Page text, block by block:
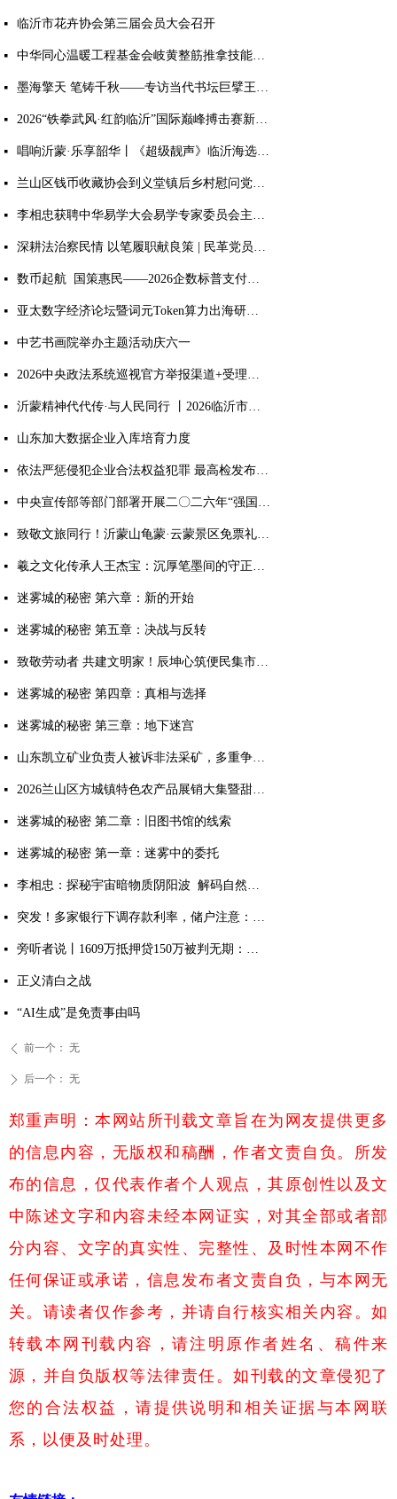
넷 临沂市花卉协会第三届会员大会召开
넷 中华同心温暖工程基金会岐黄整筋推拿技能培训项目顺利完成
넷 墨海擎天 笔铸千秋——专访当代书坛巨擘王杰宝
넷 2026“铁拳武风·红韵临沂”国际巅峰搏击赛新闻发布会： 麻绳古泰拳8月首登临沂擂台
넷 唱响沂蒙·乐享韶华丨《超级靓声》临沂海选落地乐享汇，零门槛免费开赛
넷 兰山区钱币收藏协会到义堂镇后乡村慰问党员老兵
넷 李相忠获聘中华易学大会易学专家委员会主任 获评多项国学荣誉
넷 深耕法治察民情 以笔履职献良策 | 民革党员孙堃获评临沂市社情民意信息工作突出个人荣誉
넷 数币起航 国策惠民——2026企数标普支付生态终端落地启动大会盛大召开
넷 亚太数字经济论坛暨词元Token算力出海研讨会于临沂圆满落幕
넷 中艺书画院举办主题活动庆六一
넷 2026中央政法系统巡视官方举报渠道+受理范围
넷 沂蒙精神代代传·与人民同行 丨2026临沂市文联新时代文明实践文艺志愿服务主题活动正式启动
넷 山东加大数据企业入库培育力度
넷 依法严惩侵犯企业合法权益犯罪 最高检发布典型案例
넷 中央宣传部等部门部署开展二〇二六年“强国复兴有我”群众性主题宣传教育活动
넷 致敬文旅同行！沂蒙山龟蒙·云蒙景区免票礼遇全国旅游人！
넷 羲之文化传承人王杰宝：沉厚笔墨间的守正出新
넷 迷雾城的秘密 第六章：新的开始
넷 迷雾城的秘密 第五章：决战与反转
넷 致敬劳动者 共建文明家！辰坤心筑便民集市烟火气暖人心
넷 迷雾城的秘密 第四章：真相与选择
넷 迷雾城的秘密 第三章：地下迷宫
넷 山东凯立矿业负责人被诉非法采矿，多重争议待解
넷 2026兰山区方城镇特色农产品展销大集暨甜瓜大赛成功举办
넷 迷雾城的秘密 第二章：旧图书馆的线索
넷 迷雾城的秘密 第一章：迷雾中的委托
넷 李相忠：探秘宇宙暗物质阴阳波 解码自然规律与人生万象
넷 突发！多家银行下调存款利率，储户注意：存钱方式该变了
넷 旁听者说丨1609万抵押贷150万被判无期：多吉扎西案击穿法治与良知的双重底线
넷 正义清白之战
넷 “AI生成”是免责事由吗
ꄴ 前一个： 无
ꄲ 后一个： 无
郑重声明：本网站所刊载文章旨在为网友提供更多
的信息内容，无版权和稿酬，作者文责自负。所发
布的信息，仅代表作者个人观点，其原创性以及文
中陈述文字和内容未经本网证实，对其全部或者部
分内容、文字的真实性、完整性、及时性本网不作
任何保证或承诺，信息发布者文责自负，与本网无
关。请读者仅作参考，并请自行核实相关内容。如
转载本网刊载内容，请注明原作者姓名、稿件来
源，并自负版权等法律责任。如刊载的文章侵犯了
您的合法权益，请提供说明和相关证据与本网联
系，以便及时处理。